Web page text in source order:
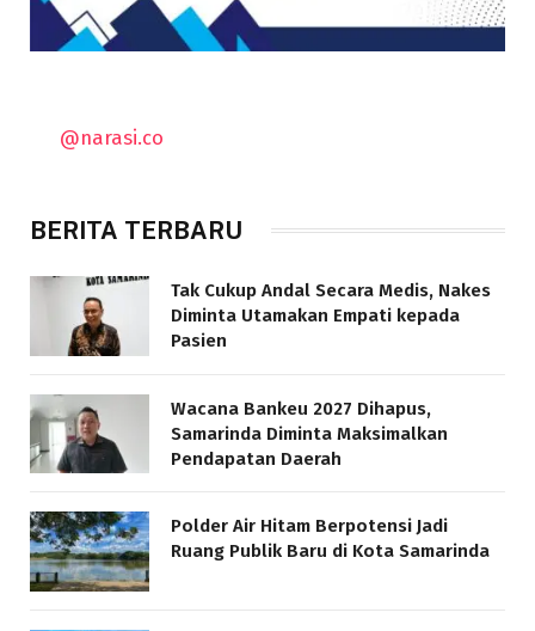
@narasi.co
BERITA TERBARU
Tak Cukup Andal Secara Medis, Nakes
Diminta Utamakan Empati kepada
Pasien
Wacana Bankeu 2027 Dihapus,
Samarinda Diminta Maksimalkan
Pendapatan Daerah
Polder Air Hitam Berpotensi Jadi
Ruang Publik Baru di Kota Samarinda